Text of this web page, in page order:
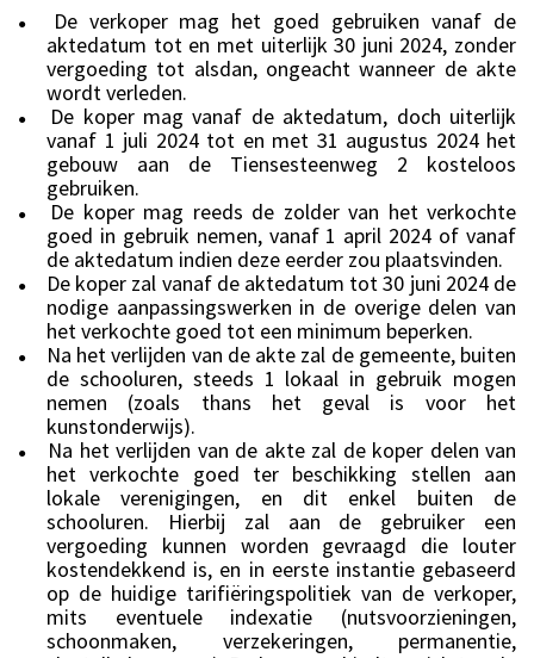
●
De verkoper mag het goed gebruiken vanaf de
aktedatum tot en met uiterlijk 30 juni 2024, zonder
vergoeding tot alsdan, ongeacht wanneer de akte
wordt verleden.
●
De koper mag vanaf de aktedatum, doch uiterlijk
vanaf 1 juli 2024 tot en met 31 augustus 2024 het
gebouw aan de Tiensesteenweg 2 kosteloos
gebruiken.
●
De koper mag reeds de zolder van het verkochte
goed in gebruik nemen, vanaf 1 april 2024 of vanaf
de aktedatum indien deze eerder zou plaatsvinden.
●
De koper zal vanaf de aktedatum tot 30 juni 2024 de
nodige aanpassingswerken in de overige delen van
het verkochte goed tot een minimum beperken.
●
Na het verlijden van de akte zal de gemeente, buiten
de schooluren, steeds 1 lokaal in gebruik mogen
nemen (zoals thans het geval is voor het
kunstonderwijs).
●
Na het verlijden van de akte zal de koper delen van
het verkochte goed ter beschikking stellen aan
lokale verenigingen, en dit enkel buiten de
schooluren. Hierbij zal aan de gebruiker een
vergoeding kunnen worden gevraagd die louter
kostendekkend is, en in eerste instantie gebaseerd
op de huidige tarifiëringspolitiek van de verkoper,
mits eventuele indexatie (nutsvoorzieningen,
schoonmaken, verzekeringen, permanentie,